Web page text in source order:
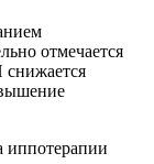
отмечается
снижается
иппотерапии